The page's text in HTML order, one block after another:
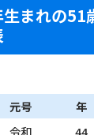
まれの51
元号 年